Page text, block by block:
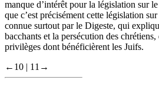
manque d’intérêt pour la législation sur
que c’est précisément cette législation
connue surtout par le Digeste, qui
bacchants et la persécution des
privilèges dont bénéficièrent les Juifs.
←10 | 11→